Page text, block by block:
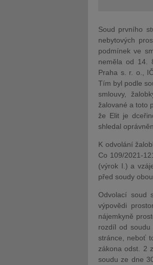
Soud prvního
nebytových
podmínek ve
neměla od 14.
Praha s. r. o.,
Tím byl podle
smlouvy,
žalované a toto
že Elit je
shledal
K odvolání
Co 109/2021-
(výrok I.) a
před soudy
Odvolací soud
výpovědi
nájemkyně
rozdíl od
stránce, neboť
zákona odst. 2
soudu ze dne